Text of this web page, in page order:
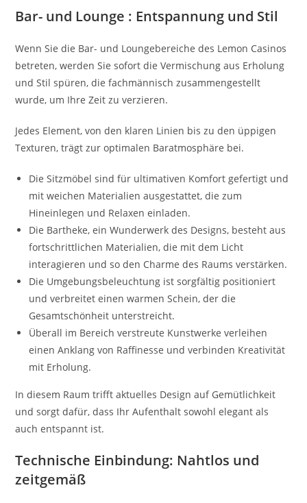
Bar- und Lounge : Entspannung und Stil
Wenn Sie die Bar- und Loungebereiche des Lemon Casinos
betreten, werden Sie sofort die Vermischung aus Erholung
und Stil spüren, die fachmännisch zusammengestellt
wurde, um Ihre Zeit zu verzieren.
Jedes Element, von den klaren Linien bis zu den üppigen
Texturen, trägt zur optimalen Baratmosphäre bei.
Die Sitzmöbel sind für ultimativen Komfort gefertigt und
mit weichen Materialien ausgestattet, die zum
Hineinlegen und Relaxen einladen.
Die Bartheke, ein Wunderwerk des Designs, besteht aus
fortschrittlichen Materialien, die mit dem Licht
interagieren und so den Charme des Raums verstärken.
Die Umgebungsbeleuchtung ist sorgfältig positioniert
und verbreitet einen warmen Schein, der die
Gesamtschönheit unterstreicht.
Überall im Bereich verstreute Kunstwerke verleihen
einen Anklang von Raffinesse und verbinden Kreativität
mit Erholung.
In diesem Raum trifft aktuelles Design auf Gemütlichkeit
und sorgt dafür, dass Ihr Aufenthalt sowohl elegant als
auch entspannt ist.
Technische Einbindung: Nahtlos und
zeitgemäß